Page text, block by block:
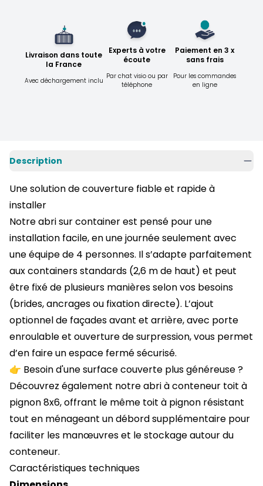
Livraison dans toute
la France
Avec déchargement inclu
Experts à votre
écoute
Par chat visio ou par
téléphone
Paiement en 3 x
sans frais
Pour les commandes
en ligne
Description
Une solution de couverture fiable et rapide à
installer
Notre abri surcontainerest pensé pour une
installation facile, en une journée seulement avec
une équipe de 4 personnes. Il s’adapte parfaitement
aux containers standards (2,6 m de haut) et peut
être fixé de plusieurs manières selon vos besoins
(brides, ancrages ou fixation directe). L’ajout
optionnel de façades avant et arrière, avec porte
enroulable et ouverture de surpression, vous permet
d’en faire un espace fermé sécurisé.
👉 Besoin d'une surface couverte plus généreuse ?
Découvrez également notreabri à conteneur toit à
pignon 8x6, offrant le même toit à pignon résistant
tout en ménageant un débord supplémentaire pour
faciliter les manœuvres et le stockage autour du
conteneur.
Caractéristiques techniques